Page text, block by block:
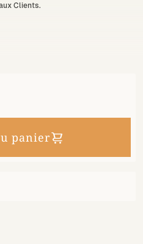
Clients.
panier